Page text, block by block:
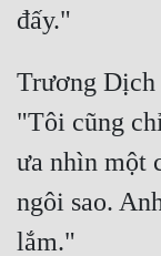
Trương Dịch
"Tôi cũng
ưa nhìn một
ngôi sao.